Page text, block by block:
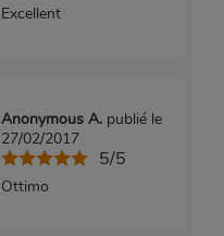
Excellent
Anonymous A. publié le
27/02/2017
5/5
Ottimo